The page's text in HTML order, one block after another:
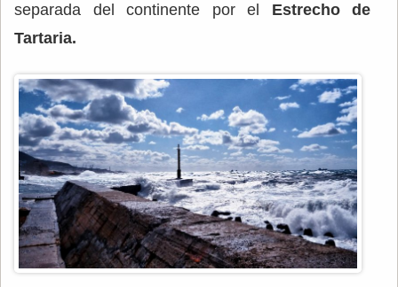
separada del continente por el Estrecho de
Tartaria.